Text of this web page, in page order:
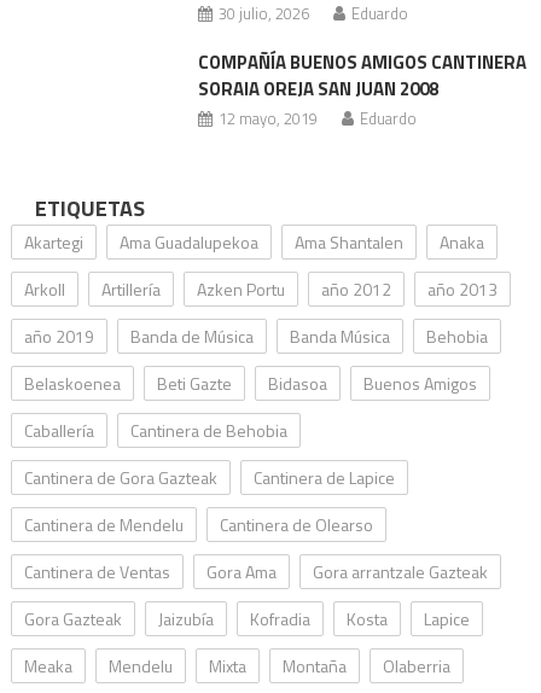
30 julio, 2026 Eduardo
COMPAÑÍA BUENOS AMIGOS CANTINERA
SORAIA OREJA SAN JUAN 2008
12 mayo, 2019 Eduardo
ETIQUETAS
Akartegi Ama Guadalupekoa Ama Shantalen
Anaka
Arkoll
Artillería Azken Portu año 2012
año 2013
año 2019
Banda de Música Banda Música
Behobia
Belaskoenea
Beti Gazte Bidasoa
Buenos Amigos
Caballería
Cantinera de Behobia
Cantinera de Gora Gazteak
Cantinera de Lapice
Cantinera de Mendelu
Cantinera de Olearso
Cantinera de Ventas
Gora Ama
Gora arrantzale Gazteak
Gora Gazteak
Jaizubía Kofradia Kosta
Lapice
Meaka
Mendelu Mixta Montaña Olaberria